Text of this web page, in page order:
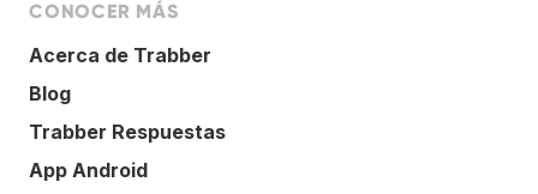
CONOCER MÁS
Acerca de Trabber
Blog
Trabber Respuestas
App Android